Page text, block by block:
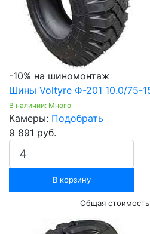
-10% на шиномонтаж
Шины Voltyre Ф-201 10.0/75-
В наличии: Много
Камеры: Подобрать
9 891 руб.
В корзину
Общая